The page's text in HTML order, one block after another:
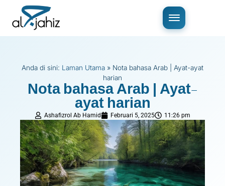
Anda di sini: Laman Utama » Nota bahasa Arab | Ayat-ayat
harian
Nota bahasa Arab | Ayat-
ayat harian
Ashafizrol Ab Hamid Februari 5, 2025 11:26 pm